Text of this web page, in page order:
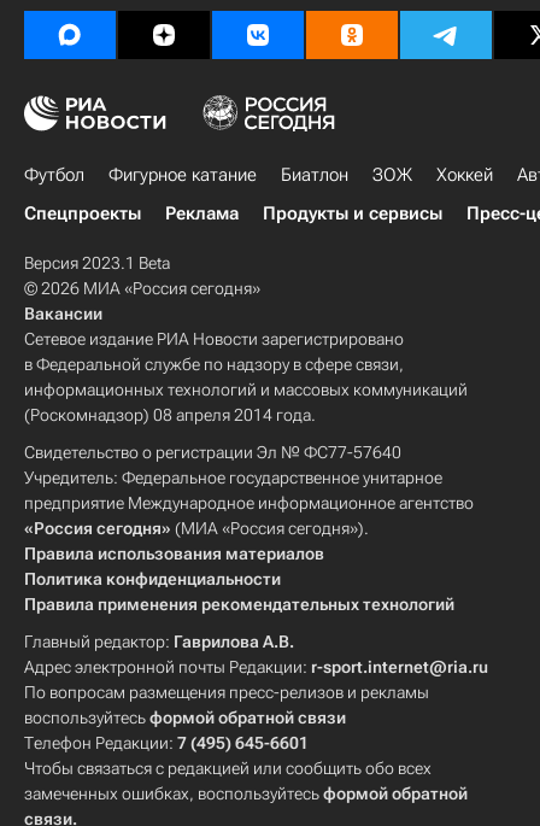
Футбол Фигурное катание Биатлон ЗОЖ Хоккей
Спецпроекты
Реклама Продукты и сервисы Пресс-
Версия 2023.1 Beta
© 2026 МИА «Россия сегодня»
Вакансии
Сетевое издание РИА Новости зарегистрировано
в Федеральной службе по надзору в сфере связи,
информационных технологий и массовых коммуникаций
(Роскомнадзор) 08 апреля 2014 года.
Свидетельство о регистрации Эл № ФС77-57640
Учредитель: Федеральное государственное унитарное
предприятие Международное информационное агентство
«Россия сегодня» (МИА «Россия сегодня»).
Правила использования материалов
Политика конфиденциальности
Правила применения рекомендательных технологий
Главный редактор: Гаврилова А.В.
Адрес электронной почты Редакции: r-sport.internet@ria.ru
По вопросам размещения пресс-релизов и рекламы
воспользуйтесьформой обратной связи
Телефон Редакции: 7 (495) 645-6601
Чтобы связаться с редакцией или сообщить обо всех
замеченных ошибках, воспользуйтесьформой обратной
связи.